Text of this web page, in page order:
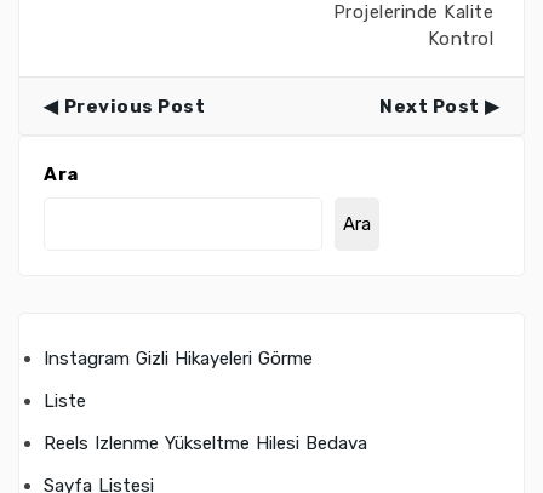
Projelerinde Kalite
Kontrol
Previous Post Next Post
Ara
Ara
Instagram Gizli Hikayeleri Görme
Liste
Reels Izlenme Yükseltme Hilesi Bedava
Sayfa Listesi